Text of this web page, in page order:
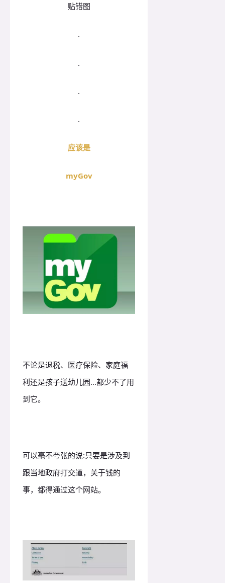
贴错图
.
.
.
.
应该是
myGov
不论是退税、医疗保险、家庭福
利还是孩子送幼儿园...都少不了用
到它。
可以毫不夸张的说:只要是涉及到
跟当地政府打交道，关于钱的
事，都得通过这个网站。